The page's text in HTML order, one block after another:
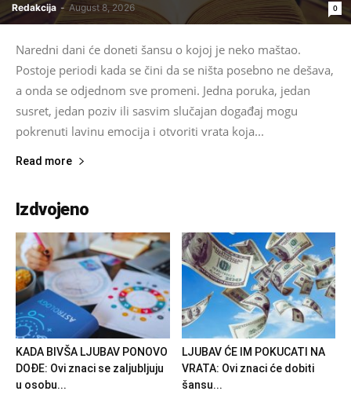
Redakcija - August 8, 2026 0
Naredni dani će doneti šansu o kojoj je neko maštao.
Postoje periodi kada se čini da se ništa posebno ne dešava,
a onda se odjednom sve promeni. Jedna poruka, jedan
susret, jedan poziv ili sasvim slučajan događaj mogu
pokrenuti lavinu emocija i otvoriti vrata koja...
Read more
Izdvojeno
KADA BIVŠA LJUBAV PONOVO
DOĐE: Ovi znaci se zaljubljuju
u osobu...
LJUBAV ĆE IM POKUCATI NA
VRATA: Ovi znaci će dobiti
šansu...